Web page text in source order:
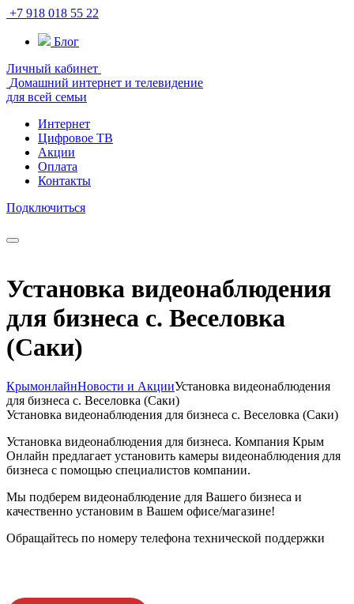
+7 918 018 55 22
Блог
Личный кабинет
Домашний интернет и телевидение
для всей семьи
Интернет
Цифровое ТВ
Акции
Оплата
Контакты
Подключиться
Установка видеонаблюдения
для бизнеса с. Веселовка
(Саки)
КрымонлайнНовости и АкцииУстановка видеонаблюдения
для бизнеса с. Веселовка (Саки)
Установка видеонаблюдения для бизнеса с. Веселовка (Саки)
Установка видеонаблюдения для бизнеса. Компания Крым
Онлайн предлагает установить камеры видеонаблюдения для
бизнеса с помощью специалистов компании.
Мы подберем видеонаблюдение для Вашего бизнеса и
качественно установим в Вашем офисе/магазине!
Обращайтесь по номеру телефона технической поддержки